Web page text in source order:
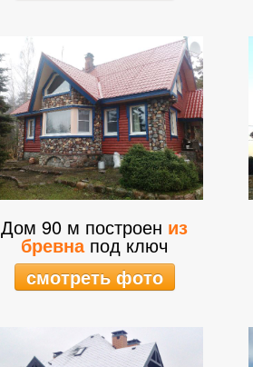
Дом 90 м построен из
бревнапод ключ
смотреть фото